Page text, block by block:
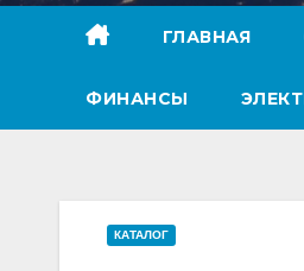
ГЛАВНАЯ
ФИНАНСЫ
КАТАЛОГ